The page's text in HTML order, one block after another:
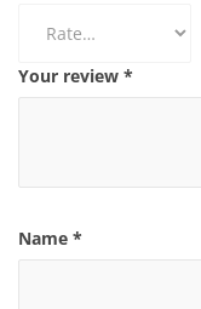
Your review *
Name *